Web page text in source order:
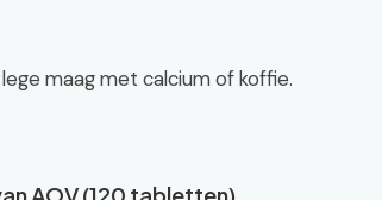
maag met calcium of koffie.